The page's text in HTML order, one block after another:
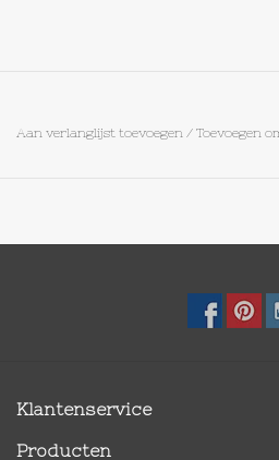
Aan verlanglijst toevoegen / Toevoegen
Klantenservice
Producten